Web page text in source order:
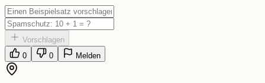
Vorschlagen
0
0 Melden